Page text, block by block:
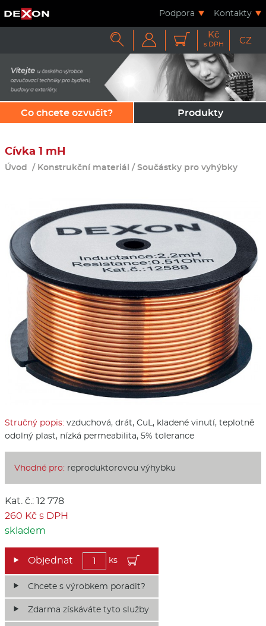
Podpora Kontakty
   Kč
s DPH CZ
Co chcete ozvučit? Produkty
Cívka 1 mH
Úvod / Konstrukční materiál /Součástky pro vyhýbky
Stručný popis: vzduchová, drát, CuL, kladené vinutí, teplotně
odolný plast, nízká permeabilita, 5% tolerance
Vhodné pro: reproduktorovou výhybku
Kat. č.: 12 778
260 Kč s DPH
skladem
ks
Chcete s výrobkem poradit?
Zdarma získáváte tyto služby